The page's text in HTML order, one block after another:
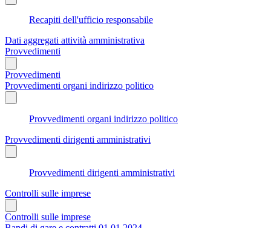
Recapiti dell'ufficio responsabile
Dati aggregati attività amministrativa
Provvedimenti
Provvedimenti
Provvedimenti organi indirizzo politico
Provvedimenti organi indirizzo politico
Provvedimenti dirigenti amministrativi
Provvedimenti dirigenti amministrativi
Controlli sulle imprese
Controlli sulle imprese